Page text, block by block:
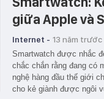
giữa Apple và
Internet - 13 năm trước
Smartwatch được nhắc
chắc chắn rằng đang có
nghệ hàng đầu thế giới
cho kẻ giành được ngôi